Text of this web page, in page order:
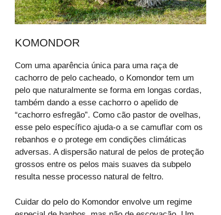
KOMONDOR
Com uma aparência única para uma raça de
cachorro de pelo cacheado, o Komondor tem um
pelo que naturalmente se forma em longas cordas,
também dando a esse cachorro o apelido de
“cachorro esfregão”. Como cão pastor de ovelhas,
esse pelo específico ajuda-o a se camuflar com os
rebanhos e o protege em condições climáticas
adversas. A dispersão natural de pelos de proteção
grossos entre os pelos mais suaves da subpelo
resulta nesse processo natural de feltro.
Cuidar do pelo do Komondor envolve um regime